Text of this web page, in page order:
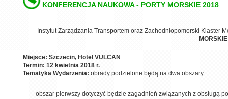
KONFERENCJA NAUKOWA - PORTY MORSKIE 2018
Instytut Zarządzania Transportem oraz Zachodniopomorski Klaster
Miejsce: Szczecin, Hotel VULCAN
Termin: 12 kwietnia 2018 r.
Tematyka Wydarzenia: obrady podzielone będą na dwa obszary.
obszar pierwszy dotyczyć będzie zagadnień związanych z obsługą